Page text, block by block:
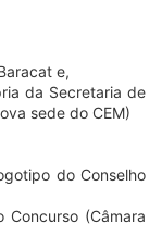
e,
da Secretaria de
sede do CEM)
do Conselho
Concurso (Câmara